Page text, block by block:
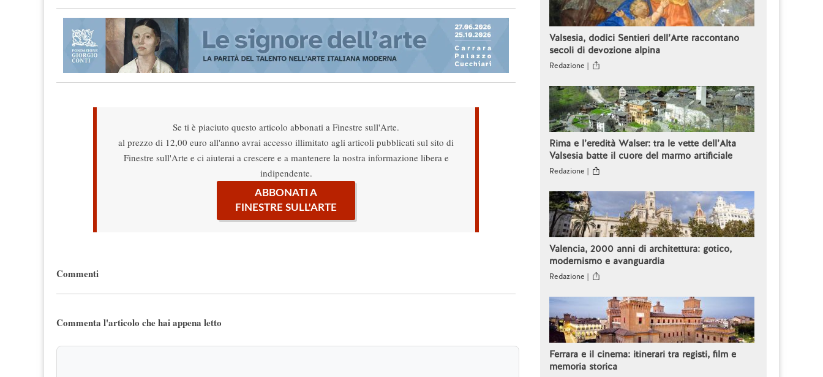
Se ti è piaciuto questo articolo abbonati a Finestre sull'Arte.
al prezzo di 12,00 euro all'anno avrai accesso illimitato agli articoli pubblicati sul sito di
Finestre sull'Arte e ci aiuterai a crescere e a mantenere la nostra informazione libera e
indipendente.
ABBONATI A
FINESTRE SULL'ARTE
Commenti
Commenta l'articolo che hai appena letto
Valsesia, dodici Sentieri dell’Arte raccontano
secoli di devozione alpina
Redazione |
Rima e l’eredità Walser: tra le vette dell’Alta
Valsesia batte il cuore del marmo artificiale
Redazione |
Valencia, 2000 anni di architettura: gotico,
modernismo e avanguardia
Redazione |
Ferrara e il cinema: itinerari tra registi, film e
memoria storica